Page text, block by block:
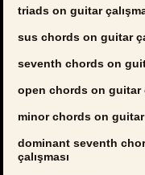
triads on guitar
sus chords on guitar
seventh chords on
open chords on guitar
minor chords on guitar
dominant seventh
çalışması